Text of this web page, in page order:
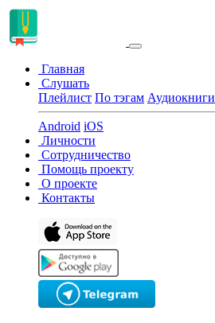
Главная
Слушать
Плейлист По тэгам Аудиокниги
Android iOS
Личности
Сотрудничество
Помощь проекту
О проекте
Контакты